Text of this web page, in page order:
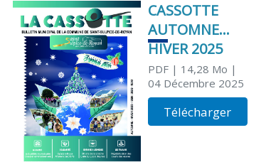
CASSOTTE
AUTOMNE
HIVER 2025
PDF| 14,28 Mo |
04 Décembre 2025
Télécharger